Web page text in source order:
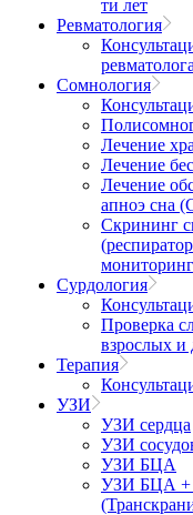
ти лет
Ревматология
ревматолога
Сомнология
Лечение
Лечение
Лечение
апноэ сна
Скрининг
Сурдология
Проверка
взрослых и
Терапия
УЗИ
УЗИ сердца
УЗИ
УЗИ БЦА
УЗИ БЦА